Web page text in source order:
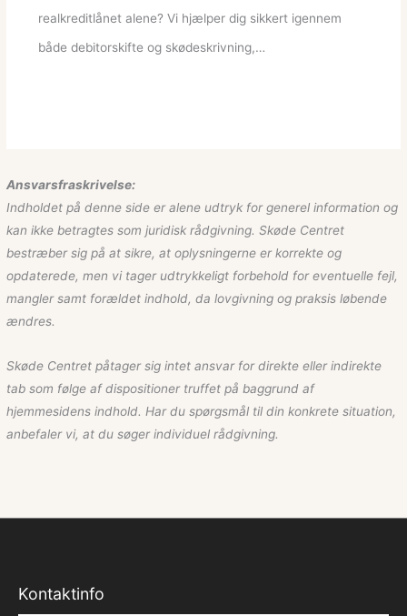
realkreditlånet alene? Vi hjælper dig sikkert igennem
både debitorskifte og skødeskrivning,…
Ansvarsfraskrivelse:
Indholdet på denne side er alene udtryk for generel information og
kan ikke betragtes som juridisk rådgivning. Skøde Centret
bestræber sig på at sikre, at oplysningerne er korrekte og
opdaterede, men vi tager udtrykkeligt forbehold for eventuelle fejl,
mangler samt forældet indhold, da lovgivning og praksis løbende
ændres.
Skøde Centret påtager sig intet ansvar for direkte eller indirekte
tab som følge af dispositioner truffet på baggrund af
hjemmesidens indhold. Har du spørgsmål til din konkrete situation,
anbefaler vi, at du søger individuel rådgivning.
Kontaktinfo